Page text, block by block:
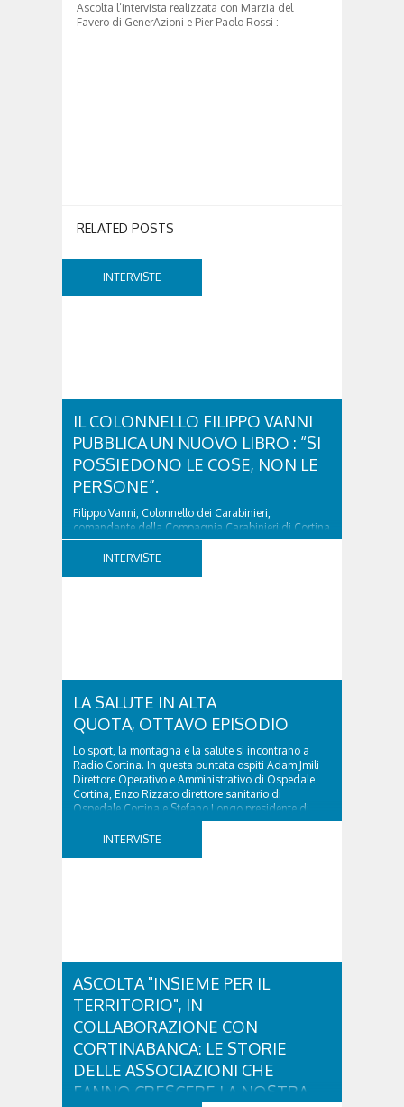
Ascolta l’intervista realizzata con Marzia del
Favero di GenerAzioni e Pier Paolo Rossi :
RELATED POSTS
INTERVISTE
IL COLONNELLO FILIPPO VANNI
PUBBLICA UN NUOVO LIBRO : “SI
POSSIEDONO LE COSE, NON LE
PERSONE”.
Filippo Vanni, Colonnello dei Carabinieri,
comandante della Compagnia Carabinieri di Cortina
d’Ampezzo sino al 2010, esperto di legislazione
nazionale ed europea, è l’ideatore del progetto di
INTERVISTE
LA SALUTE IN ALTA
QUOTA, OTTAVO EPISODIO
Lo sport, la montagna e la salute si incontrano a
Radio Cortina. In questa puntata ospiti Adam Jmili
Direttore Operativo e Amministrativo di Ospedale
Cortina, Enzo Rizzato direttore sanitario di
Ospedale Cortina e Stefano Longo presidente di
Fondazione Cortina. GVM Care & Research –...
INTERVISTE
ASCOLTA "INSIEME PER IL
TERRITORIO", IN
COLLABORAZIONE CON
CORTINABANCA: LE STORIE
DELLE ASSOCIAZIONI CHE
FANNO CRESCERE LA NOSTRA